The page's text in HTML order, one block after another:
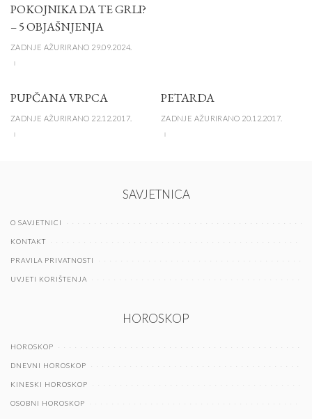
POKOJNIKA DA TE GRLI?
– 5 OBJAŠNJENJA
ZADNJE AŽURIRANO 29.09.2024.
PUPČANA VRPCA
ZADNJE AŽURIRANO 22.12.2017.
PETARDA
ZADNJE AŽURIRANO 20.12.2017.
SAVJETNICA
O SAVJETNICI
KONTAKT
PRAVILA PRIVATNOSTI
UVJETI KORIŠTENJA
HOROSKOP
HOROSKOP
DNEVNI HOROSKOP
KINESKI HOROSKOP
OSOBNI HOROSKOP